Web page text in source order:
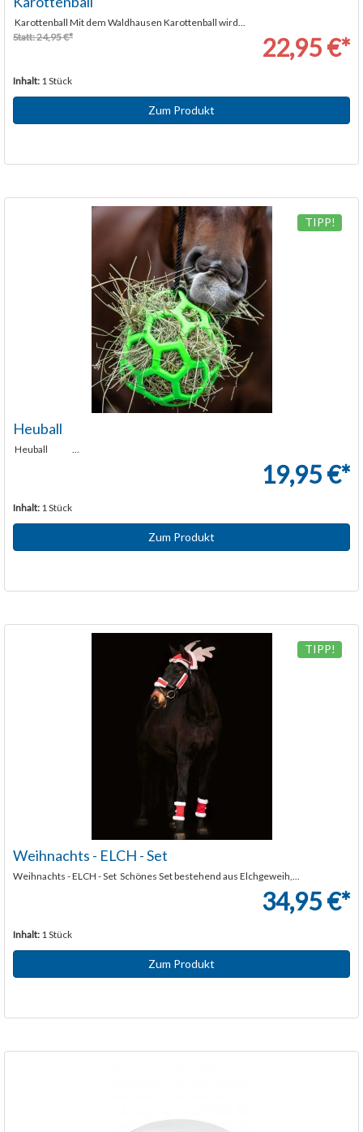
Karottenball Mit dem Waldhausen Karottenball wird...
Statt: 24,95 €*
22,95 €*
Inhalt: 1 Stück
Zum Produkt
TIPP!
Heuball
Heuball ...
19,95 €*
Inhalt: 1 Stück
Zum Produkt
TIPP!
Weihnachts - ELCH - Set
Weihnachts - ELCH - Set Schönes Set bestehend aus Elchgeweih,...
34,95 €*
Inhalt: 1 Stück
Zum Produkt